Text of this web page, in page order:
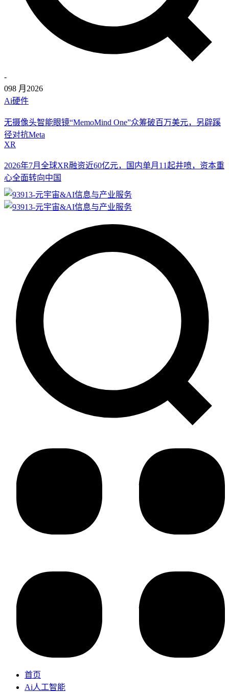
-
098 月 2026
Ai硬件
无摄像头智能眼镜“MemoMind One”众筹破百万美元，另辟蹊
径对抗Meta
XR
2026年7月全球XR融资近60亿元，国内单月11起井喷，资本重
心全面转向中国
首页
Ai人工智能